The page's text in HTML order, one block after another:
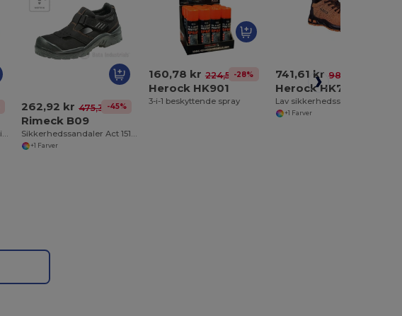
262,92 kr 475,35 kr
-45%
Rimeck B09
+1 Farver
160,78 kr 224,51 kr
-28%
Herock HK901
3-i-1 beskyttende spray
741,61 kr 987,29 kr
Herock HK702
Lav sikkerhedssneakers
+1 Farver